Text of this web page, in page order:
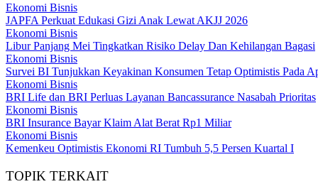
Ekonomi Bisnis
JAPFA Perkuat Edukasi Gizi Anak Lewat AKJJ 2026
Ekonomi Bisnis
Libur Panjang Mei Tingkatkan Risiko Delay Dan Kehilangan Bagasi
Ekonomi Bisnis
Survei BI Tunjukkan Keyakinan Konsumen Tetap Optimistis Pada
Ekonomi Bisnis
BRI Life dan BRI Perluas Layanan Bancassurance Nasabah Prioritas
Ekonomi Bisnis
BRI Insurance Bayar Klaim Alat Berat Rp1 Miliar
Ekonomi Bisnis
Kemenkeu Optimistis Ekonomi RI Tumbuh 5,5 Persen Kuartal I
TOPIK TERKAIT